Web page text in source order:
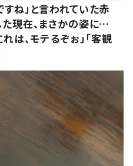
すね」と言われていた赤
た現在、まさかの姿に…
れは、モテるぞぉ」「客観